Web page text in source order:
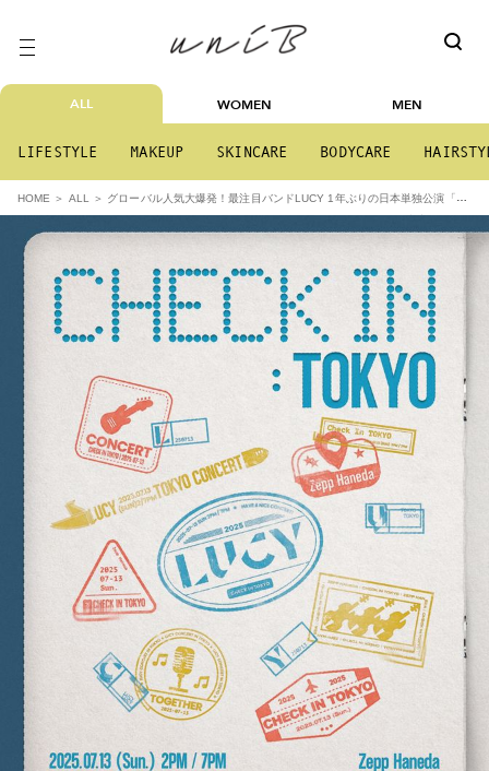
ALL WOMEN MEN
LIFESTYLE MAKEUP SKINCARE BODYCARE
HOME ALL
グローバル人気大爆発！最注目バンドLUCY 1年ぶりの日本単独公演「20